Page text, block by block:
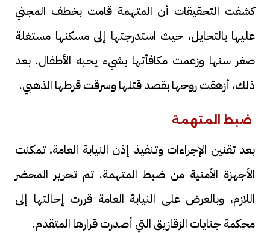
كشفت التحقيقات أن المتهمة قامت بخطف المجني
عليها بالتحايل، حيث استدرجتها إلى مسكنها مستغلة
صغر سنها وزعمت مكافأتها بشيء يحبه الأطفال. بعد
ذلك، أزهقت روحها بقصد قتلها وسرقت قرطها الذهبي.
ضبط المتهمة
بعد تقنين الإجراءات وتنفيذ إذن النيابة العامة، تمكنت
الأجهزة الأمنية من ضبط المتهمة. تم تحرير المحضر
اللازم، وبالعرض على النيابة العامة قررت إحالتها إلى
محكمة جنايات الزقازيق التي أصدرت قرارها المتقدم.